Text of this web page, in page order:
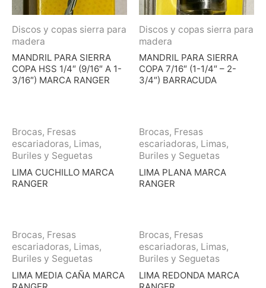
Discos y copas sierra para
madera
MANDRIL PARA SIERRA
COPA HSS 1/4″ (9/16″ A 1-
3/16″) MARCA RANGER
Discos y copas sierra para
madera
MANDRIL PARA SIERRA
COPA 7/16″ (1-1/4″ – 2-
3/4″) BARRACUDA
Brocas, Fresas
escariadoras, Limas,
Buriles y Seguetas
LIMA CUCHILLO MARCA
RANGER
Brocas, Fresas
escariadoras, Limas,
Buriles y Seguetas
LIMA PLANA MARCA
RANGER
Brocas, Fresas
escariadoras, Limas,
Buriles y Seguetas
LIMA MEDIA CAÑA MARCA
Brocas, Fresas
escariadoras, Limas,
Buriles y Seguetas
LIMA REDONDA MARCA